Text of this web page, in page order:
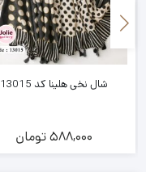
شال نخی هلینا کد 13015
588,000تومان